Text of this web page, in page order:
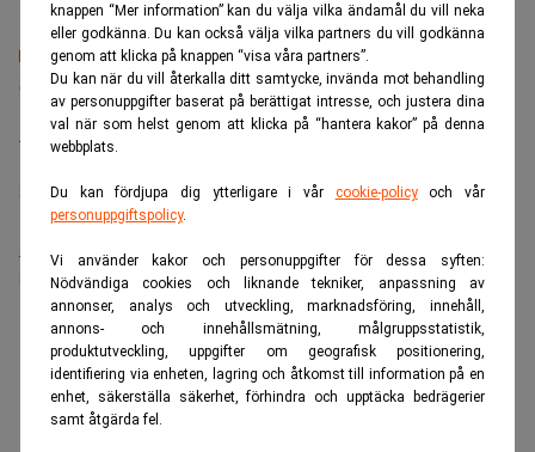
knappen “Mer information” kan du välja vilka ändamål du vill neka
eller godkänna. Du kan också välja vilka partners du vill godkänna
genom att klicka på knappen “visa våra partners”.
Du kan när du vill återkalla ditt samtycke, invända mot behandling
av personuppgifter baserat på berättigat intresse, och justera dina
val när som helst genom att klicka på “hantera kakor” på denna
webbplats.
Du kan fördjupa dig ytterligare i vår cookie-policyoch vår
personuppgiftspolicy.
Vi använder kakor och personuppgifter för dessa syften:
Nödvändiga cookies och liknande tekniker, anpassning av
annonser, analys och utveckling, marknadsföring, innehåll,
annons- och innehållsmätning, målgruppsstatistik,
produktutveckling, uppgifter om geografisk positionering,
identifiering via enheten, lagring och åtkomst till information på en
enhet, säkerställa säkerhet, förhindra och upptäcka bedrägerier
samt åtgärda fel.
Senaste lediga jobben
Bolagsjurist till Eltel AB
Placering:
Sista ansökningsdag: 21/08/2026
Medarbetare inom Intern styrning och kontroll till Alecta
Sista ansökningsdag:
13/06/2026
ANNONS